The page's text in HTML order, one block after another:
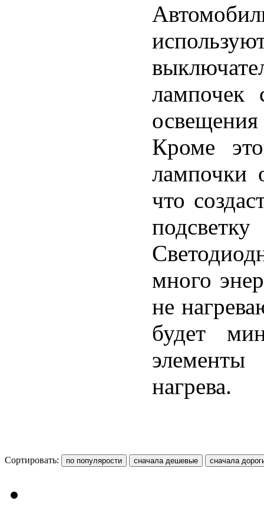
лампочек
Кроме
лампочки
что
много
не
будет
нагрева.
Сортировать: